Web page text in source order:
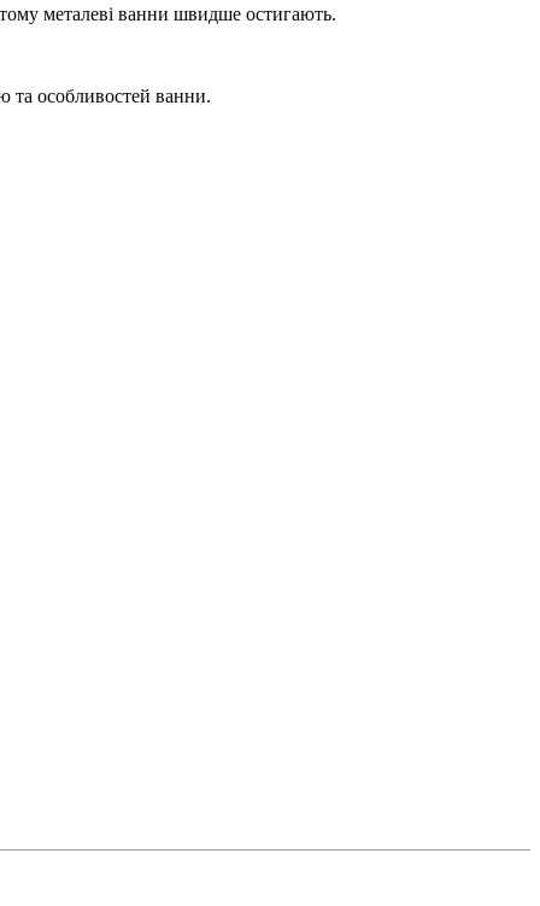
металеві ванни швидше остигають.
та особливостей ванни.